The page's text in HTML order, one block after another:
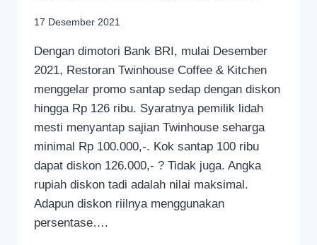
17 Desember 2021
Dengan dimotori Bank BRI, mulai Desember
2021, Restoran Twinhouse Coffee & Kitchen
menggelar promo santap sedap dengan diskon
hingga Rp 126 ribu. Syaratnya pemilik lidah
mesti menyantap sajian Twinhouse seharga
minimal Rp 100.000,-. Kok santap 100 ribu
dapat diskon 126.000,- ? Tidak juga. Angka
rupiah diskon tadi adalah nilai maksimal.
Adapun diskon riilnya menggunakan
persentase….